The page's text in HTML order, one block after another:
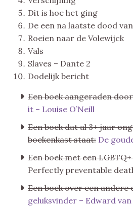
Dit is hoe het ging
De een na laatste dood
Roeien naar de Volewijck
Vals
Slaves – Dante 2
Dodelijk bericht
Een boek aangeraden
it – Louise O’Neill
Een boek dat al 3+ jaar
boekenkast staat: De
Een boek met een
Perfectly preventable
Een boek over een andere
geluksvinder – Edward van